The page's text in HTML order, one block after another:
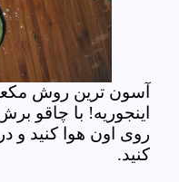
آسون ترین روش
اینجوریه! با چاقو
روی اون هوا کنید و
کنید.